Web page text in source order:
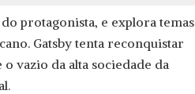
protagonista, e explora temas
Gatsby tenta reconquistar
vazio da alta sociedade da